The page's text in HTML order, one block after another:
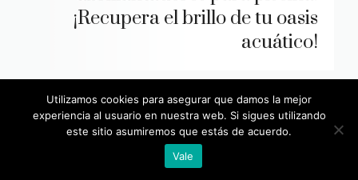
¡Recupera el brillo de tu oasis
acuático!
Deja un comentario
Utilizamos cookies para asegurar que damos la mejor
experiencia al usuario en nuestra web. Si sigues utilizando
este sitio asumiremos que estás de acuerdo.
Vale